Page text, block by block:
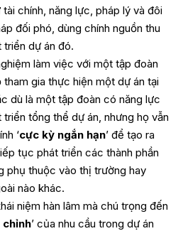
chính, năng lực, pháp lý và đôi
đối phó, dùng chính nguồn thu
triển dự án đó.
làm việc với một tập đoàn
gia thực hiện một dự án tại
dù là một tập đoàn có năng lực
tổng thể dự án, nhưng họ vẫn
‘cực kỳ ngắn hạn’ để tạo ra
tục phát triển các thành phần
phụ thuộc vào thị trường hay
nào khác.
niệm hàn lâm mà chú trọng đến
chỉnh’ của nhu cầu trong dự án